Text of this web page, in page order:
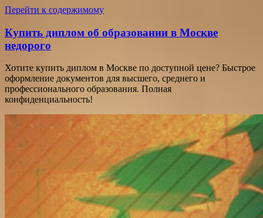
Перейти к содержимому
Купить диплом об образовании в Москве
недорого
Хотите купить диплом в Москве по доступной цене? Быстрое
оформление документов для высшего, среднего и
профессионального образования. Полная
конфиденциальность!